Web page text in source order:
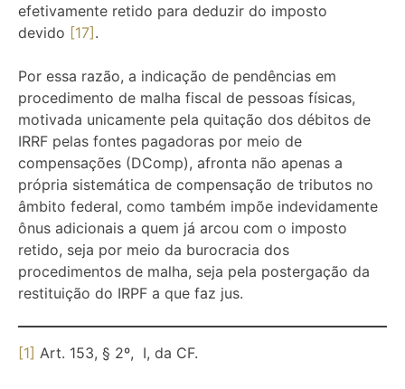
efetivamente retido para deduzir do imposto
devido [17].
Por essa razão, a indicação de pendências em
procedimento de malha fiscal de pessoas físicas,
motivada unicamente pela quitação dos débitos de
IRRF pelas fontes pagadoras por meio de
compensações (DComp), afronta não apenas a
própria sistemática de compensação de tributos no
âmbito federal, como também impõe indevidamente
ônus adicionais a quem já arcou com o imposto
retido, seja por meio da burocracia dos
procedimentos de malha, seja pela postergação da
restituição do IRPF a que faz jus.
[1] Art. 153, § 2º, I, da CF.